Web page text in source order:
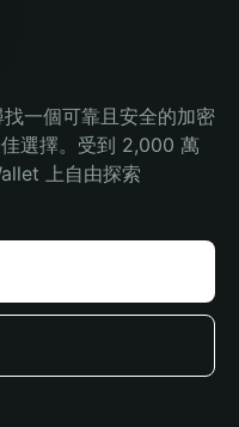
一個可靠且安全的加密
選擇。受到 2,000 萬
上自由探索